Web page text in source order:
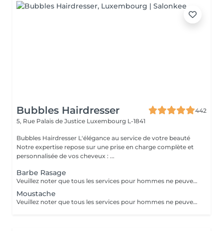
Bubbles Hairdresser
442
5, Rue Palais de Justice Luxembourg L-1841
Bubbles Hairdresser L'élégance au service de votre beauté
Notre expertise repose sur une prise en charge complète et
personnalisée de vos cheveux : ...
Barbe Rasage
Veuillez noter que tous les services pour hommes ne peuvent PAS être réservés en ligne. Merci d'appeler ou de passer pour réserver ces derniers. Quiconque ne respecte pas cela et réserve un service pour femme à la place ou utilise le compte d'une femme pour bloquer du temps pour le service d'un homme sera bloqué de toutes les réservations futures.
Moustache
Veuillez noter que tous les services pour hommes ne peuvent PAS être réservés en ligne. Merci d'appeler ou de passer pour réserver ces derniers. Quiconque ne respecte pas cela et réserve un service pour femme à la place ou utilise le compte d'une femme pour bloquer du temps pour le service d'un homme sera bloqué de toutes les réservations futures.